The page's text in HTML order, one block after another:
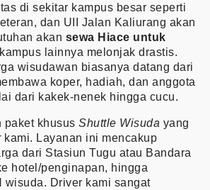
di sekitar kampus besar seperti
dan UII Jalan Kaliurang akan
akan sewa Hiace untuk
lainnya melonjak drastis.
wisudawan biasanya datang dari
koper, hadiah, dan anggota
dari kakek-nenek hingga cucu.
paket khusus Shuttle Wisuda yang
kami. Layanan ini mencakup
dari Stasiun Tugu atau Bandara
hotel/penginapan, hingga
wisuda. Driver kami sangat